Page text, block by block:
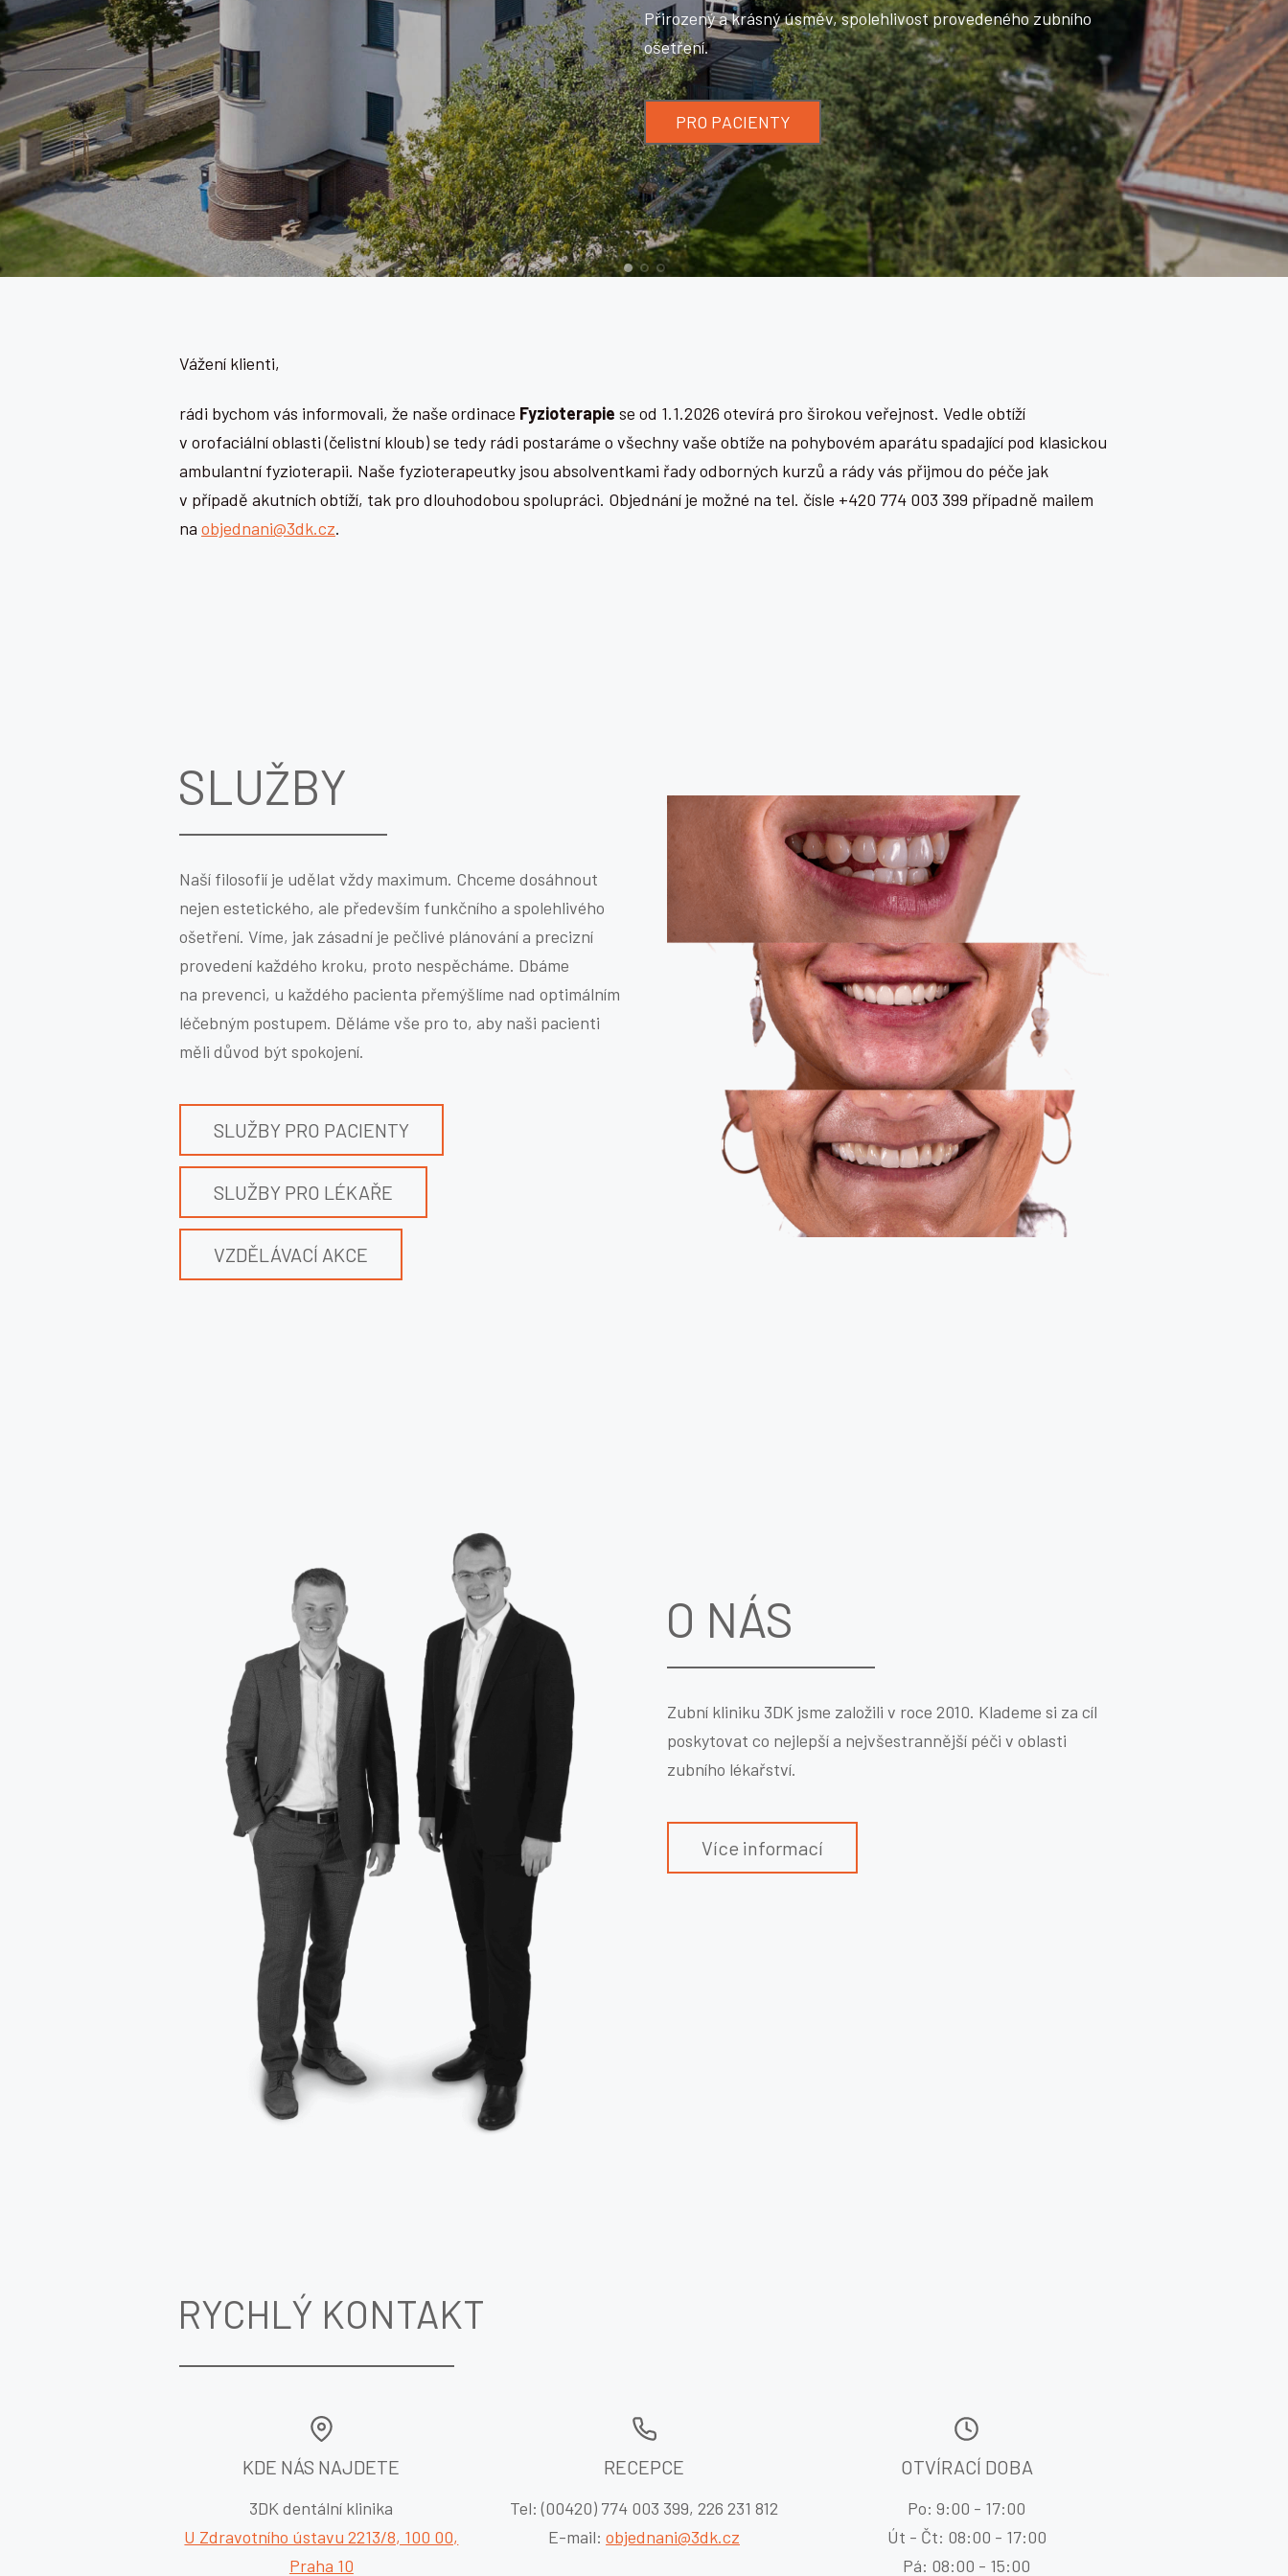
Přirozený a krásný úsměv, spolehlivost provedeného zubního
ošetření.
PRO PACIENTY
s dovednostmi.
AKTUÁLNÍ
Vážení klienti,
rádi bychom vás informovali, že naše ordinace Fyzioterapie se od 1.1.2026 otevírá pro širokou veřejnost. Vedle obtíží
v orofaciální oblasti (čelistní kloub) se tedy rádi postaráme o všechny vaše obtíže na pohybovém aparátu spadající pod klasickou
ambulantní fyzioterapii. Naše fyzioterapeutky jsou absolventkami řady odborných kurzů a rády vás přijmou do péče jak
v případě akutních obtíží, tak pro dlouhodobou spolupráci. Objednání je možné na tel. čísle +420 774 003 399 případně mailem
na objednani@3dk.cz.
SLUŽBY
Naší filosofií je udělat vždy maximum. Chceme dosáhnout
nejen estetického, ale především funkčního a spolehlivého
ošetření. Víme, jak zásadní je pečlivé plánování a precizní
provedení každého kroku, proto nespěcháme. Dbáme
na prevenci, u každého pacienta přemýšlíme nad optimálním
léčebným postupem. Děláme vše pro to, aby naši pacienti
měli důvod být spokojení.
SLUŽBY PRO PACIENTY
SLUŽBY PRO LÉKAŘE
VZDĚLÁVACÍ AKCE
O NÁS
Zubní kliniku 3DK jsme založili v roce 2010. Klademe si za cíl
poskytovat co nejlepší a nejvšestrannější péči v oblasti
zubního lékařství.
Více informací
RYCHLÝ KONTAKT
KDE NÁS NAJDETE
3DK dentální klinika
U Zdravotního ústavu 2213/8, 100 00,
Praha 10
RECEPCE
Tel: (00420) 774 003 399, 226 231 812
E-mail: objednani@3dk.cz
OTVÍRACÍ DOBA
Po: 9:00 - 17:00
Út - Čt: 08:00 - 17:00
Pá: 08:00 - 15:00